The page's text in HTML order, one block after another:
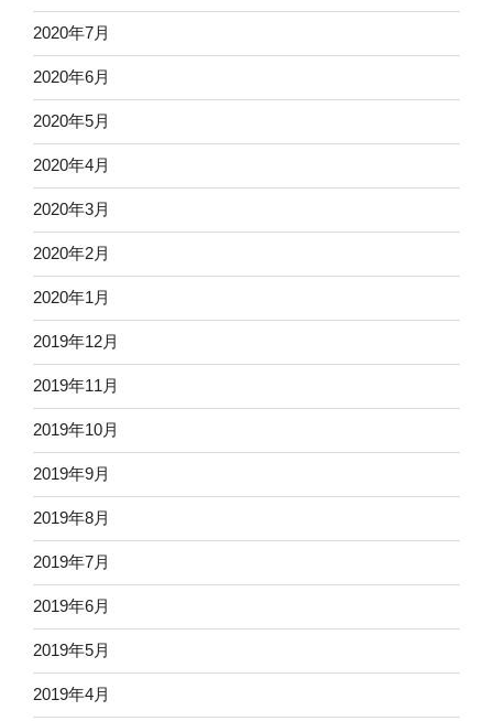
2020年7月
2020年6月
2020年5月
2020年4月
2020年3月
2020年2月
2020年1月
2019年12月
2019年11月
2019年10月
2019年9月
2019年8月
2019年7月
2019年6月
2019年5月
2019年4月